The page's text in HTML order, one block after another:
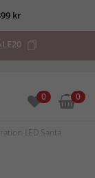
kr
0 0
LED Santa